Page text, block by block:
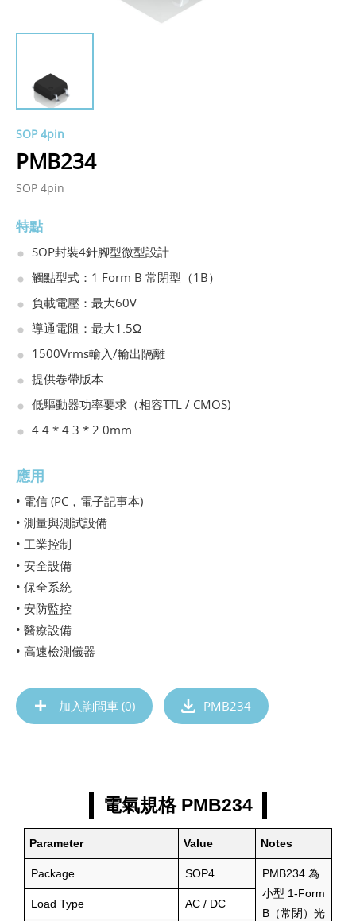
SOP 4pin
PMB234
SOP 4pin
特點
SOP封裝4針腳型微型設計
觸點型式：1 Form B 常閉型（1B）
負載電壓：最大60V
導通電阻：最大1.5Ω
1500Vrms輸入/輸出隔離
提供卷帶版本
低驅動器功率要求（相容TTL / CMOS)
4.4 * 4.3 * 2.0mm
應用
• 電信 (PC，電子記事本)
• 測量與測試設備
• 工業控制
• 安全設備
• 保全系統
• 安防監控
• 醫療設備
• 高速檢測儀器
加入詢問車 (0) PMB234
電氣規格 PMB234
Parameter Value Notes
Package SOP4
PMB234 為
小型 1-Form
B（常閉）光
Load Type AC / DC